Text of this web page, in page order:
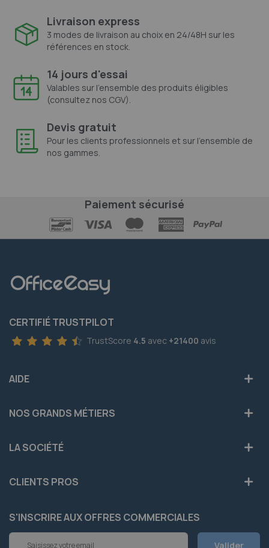
Livraison express
3 modes de livraison au choix en 24/48H sur les
références en stock.
14 jours d'essai
Valables sur l'ensemble des produits éligibles
(consultez nos CGV).
Devis gratuit
Pour les clients professionnels et sur l'ensemble de
nos gammes.
Paiement sécurisé
CERTIFIÉ TRUSTPILOT
TrustScore 4.5 avec +21400 avis
AIDE
NOS GRANDS MÉTIERS
LA SOCIÉTÉ
CLIENTS PROS
S'INSCRIRE AUX OFFRES COMMERCIALES
Inscription
Valider